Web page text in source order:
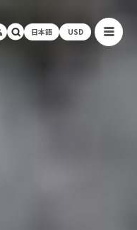
日本語 USD